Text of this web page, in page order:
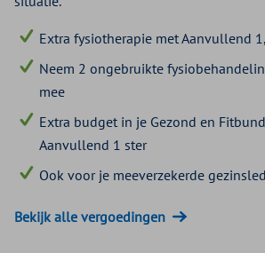
Extra fysiotherapie met Aanvullend
Neem 2 ongebruikte
mee
Extra budget in je Gezond en
Aanvullend 1 ster
Ook voor je meeverzekerde
Bekijk alle vergoedingen